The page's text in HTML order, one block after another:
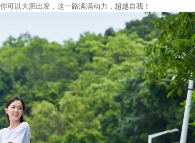
可以大胆出发，这一路满满动力，超越自我！